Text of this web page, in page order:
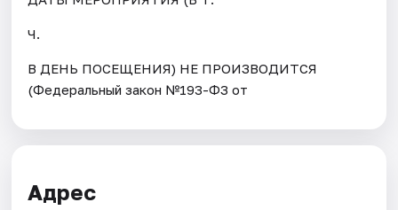
Ч.
В ДЕНЬ ПОСЕЩЕНИЯ) НЕ ПРОИЗВОДИТСЯ
(Федеральный закон №193-ФЗ от
Адрес